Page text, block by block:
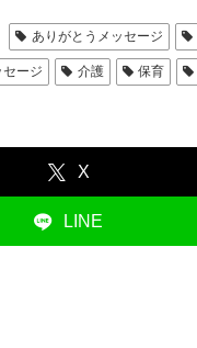
ありがとうメッセージ
セージ 介護 保育
X
LINE